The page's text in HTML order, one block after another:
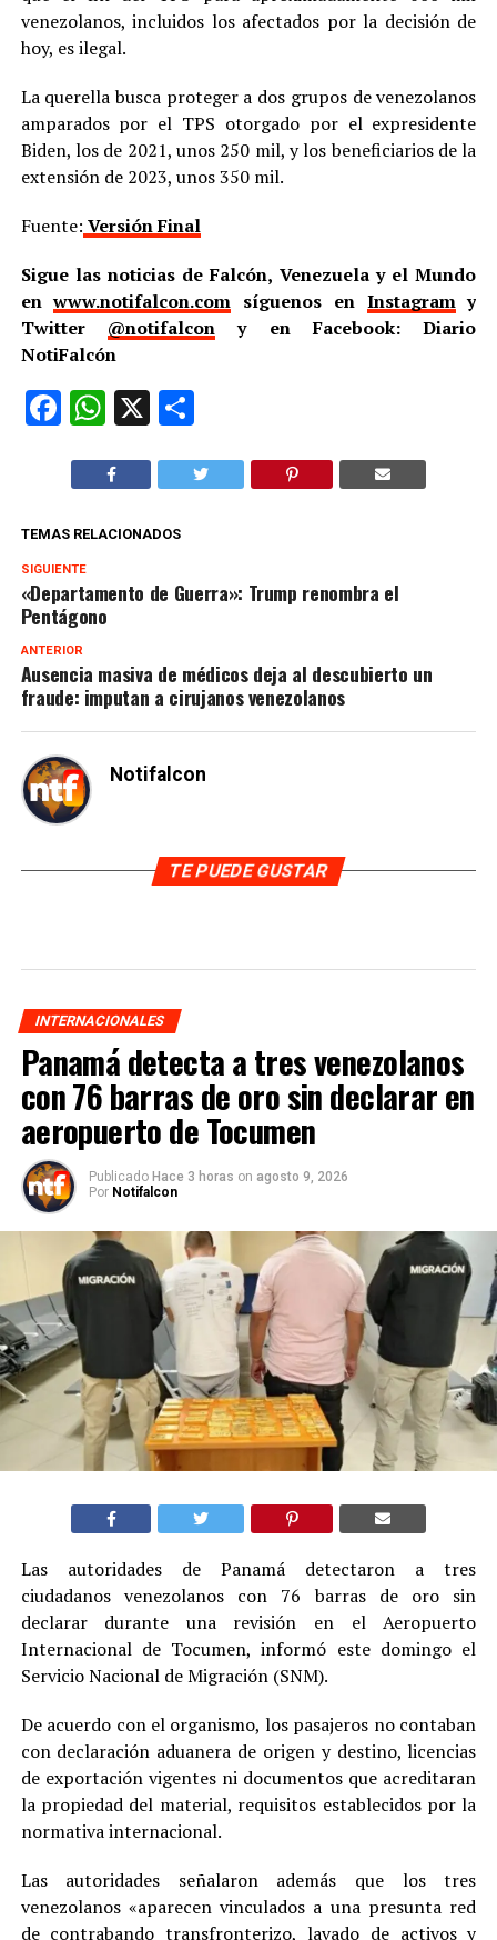
venezolanos, incluidos los afectados por la decisión de
hoy, es ilegal.
La querella busca proteger a dos grupos de venezolanos
amparados por el TPS otorgado por el expresidente
Biden, los de 2021, unos 250 mil, y los beneficiarios de la
extensión de 2023, unos 350 mil.
Fuente: Versión Final
Sigue las noticias de Falcón, Venezuela y el Mundo
enwww.notifalcon.com síguenos en Instagramy
Twitter @notifalcon y en Facebook: Diario
NotiFalcón
Facebook
WhatsApp
X Compartir
TEMAS RELACIONADOS
SIGUIENTE
«Departamento de Guerra»: Trump renombra el
Pentágono
ANTERIOR
Ausencia masiva de médicos deja al descubierto un
fraude: imputan a cirujanos venezolanos
Notifalcon
TE PUEDE GUSTAR
INTERNACIONALES
Panamá detecta a tres venezolanos
con 76 barras de oro sin declarar en
aeropuerto de Tocumen
Publicado Hace 3 horas on agosto 9, 2026
Por Notifalcon
Las autoridades de Panamá detectaron a tres
ciudadanos venezolanos con 76 barras de oro sin
declarar durante una revisión en el Aeropuerto
Internacional de Tocumen, informó este domingo el
Servicio Nacional de Migración (SNM).
De acuerdo con el organismo, los pasajeros no contaban
con declaración aduanera de origen y destino, licencias
de exportación vigentes ni documentos que acreditaran
la propiedad del material, requisitos establecidos por la
normativa internacional.
Las autoridades señalaron además que los tres
venezolanos «aparecen vinculados a una presunta red
de contrabando transfronterizo, lavado de activos y